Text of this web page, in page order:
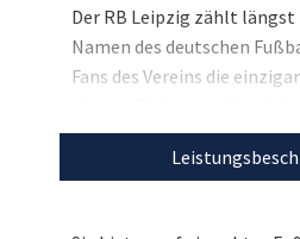
Der RB Leipzig zählt
Namen des deutschen
Fans des Vereins die
ein von RB Leipzig-Star
beim Bundesligaspiel
getragenes und signiertes